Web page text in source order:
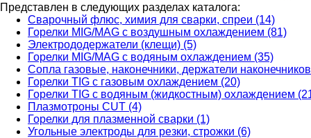
Представлен в следующих разделах каталога:
Сварочный флюс, химия для сварки, спреи (14)
Горелки MIG/MAG с воздушным охлаждением (81)
Электрододержатели (клещи) (5)
Горелки MIG/MAG с водяным охлаждением (35)
Сопла газовые, наконечники, держатели
Горелки TIG с газовым охлаждением (20)
Горелки TIG с водяным (жидкостным) охлаждением
Плазмотроны CUT (4)
Горелки для плазменной сварки (1)
Угольные электроды для резки, строжки (6)